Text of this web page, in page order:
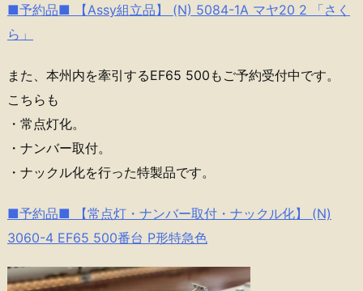
■予約品■ 【Assy組立品】 (N) 5084-1A マヤ20 2 「さく
ら」
また、本州内を牽引するEF65 500もご予約受付中です。
こちらも
・常点灯化。
・ナンバー取付。
・ナックル化を行った特製品です。
■予約品■ 【常点灯・ナンバー取付・ナックル化】 (N)
3060-4 EF65 500番台 P形特急色